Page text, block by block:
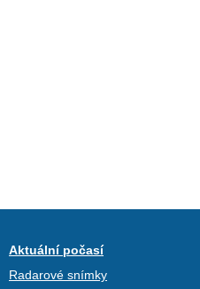
Aktuální počasí
Radarové snímky